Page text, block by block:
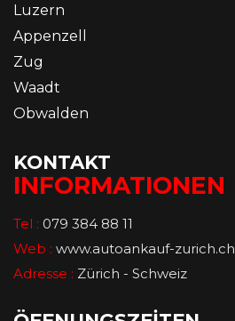
Luzern
Appenzell
Zug
Waadt
Obwalden
KONTAKT
INFORMATIONEN
Tel : 079 384 88 11
Web : www.autoankauf-zurich.ch
Adresse : Zürich - Schweiz